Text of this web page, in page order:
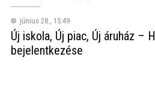
június 28., 15:49
Új iskola, Új piac, Új áruház –
bejelentkezése